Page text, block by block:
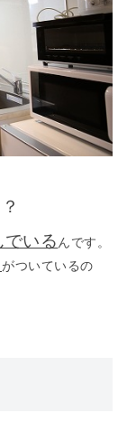
いるんです。
がついているの